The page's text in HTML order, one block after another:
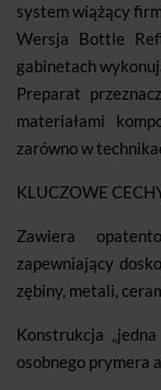
system wiążący
Wersja Bottle
gabinetach
Preparat
materiałami
zarówno w
KLUCZOWE
Zawiera
zapewniający
zębiny, metali,
Konstrukcja
osobnego prymera